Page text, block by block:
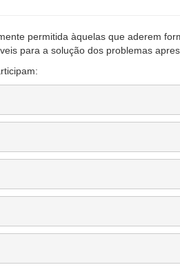
permitida àquelas que aderem
para a solução dos problemas